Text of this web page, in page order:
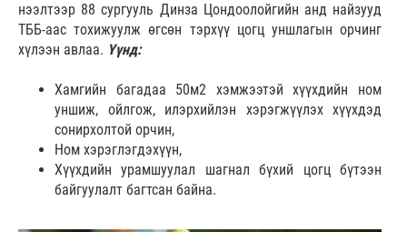
нээлтээр 88 сургууль Динза Цондоолойгийн анд найзууд
ТББ-аас тохижуулж өгсөн тэрхүү цогц уншлагын орчинг
хүлээн авлаа. Үүнд:
Хамгийн багадаа 50м2 хэмжээтэй хүүхдийн ном
уншиж, ойлгож, илэрхийлэн хэрэгжүүлэх хүүхдэд
сонирхолтой орчин,
Ном хэрэглэгдэхүүн,
Хүүхдийн урамшуулал шагнал бүхий цогц бүтээн
байгуулалт багтсан байна.